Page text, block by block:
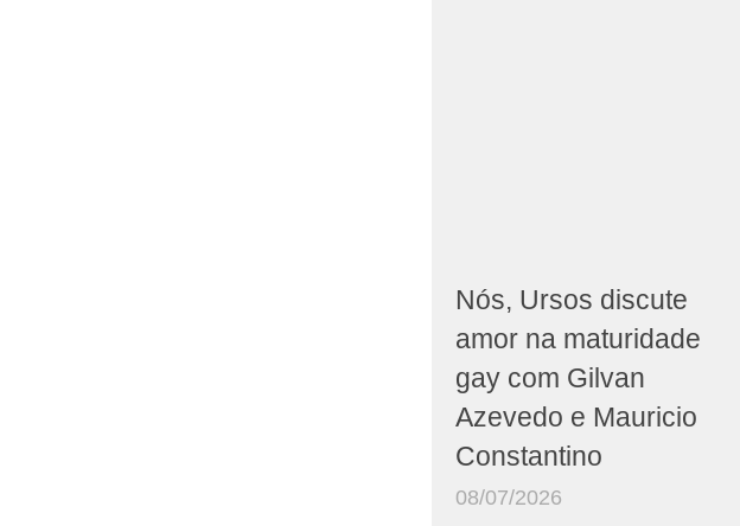
Nós, Ursos discute
amor na maturidade
gay com Gilvan
Azevedo e Mauricio
Constantino
08/07/2026